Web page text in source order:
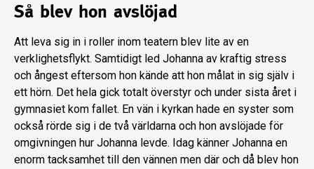
Så blev hon avslöjad
Att leva sig in i roller inom teatern blev lite av en
verklighetsflykt. Samtidigt led Johanna av kraftig stress
och ångest eftersom hon kände att hon målat in sig själv i
ett hörn. Det hela gick totalt överstyr och under sista året i
gymnasiet kom fallet. En vän i kyrkan hade en syster som
också rörde sig i de två världarna och hon avslöjade för
omgivningen hur Johanna levde. Idag känner Johanna en
enorm tacksamhet till den vännen men där och då blev hon